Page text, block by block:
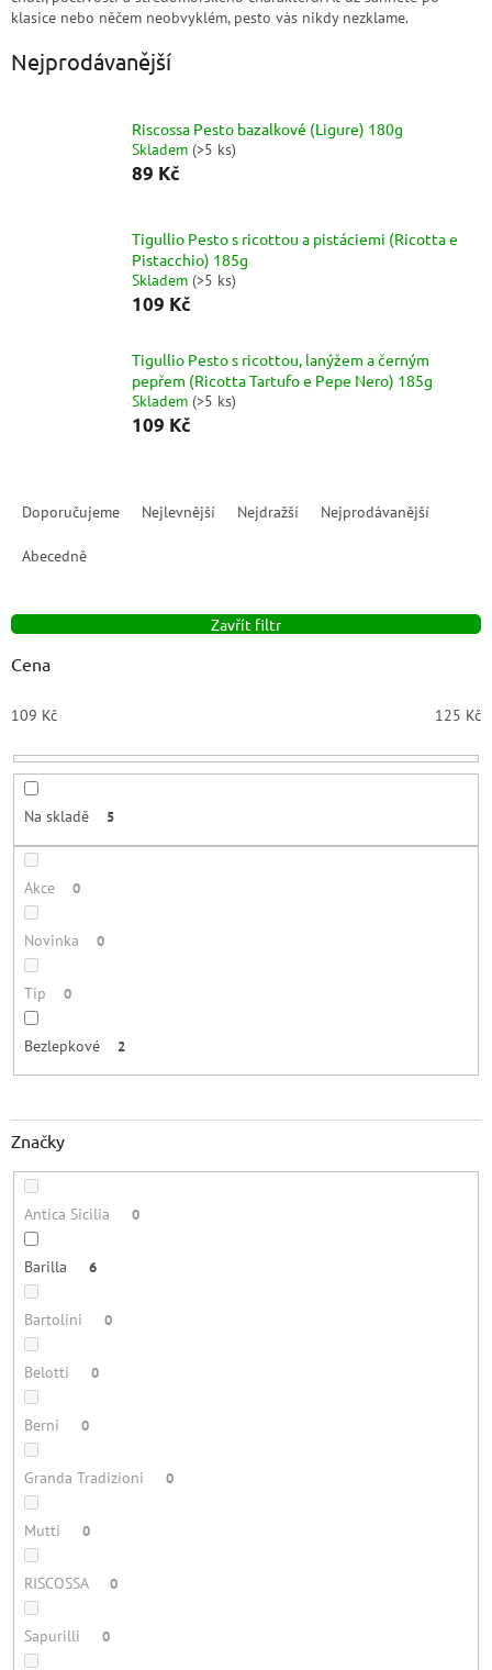
klasice nebo něčem neobvyklém, pesto vás nikdy nezklame.
Nejprodávanější
Riscossa Pesto bazalkové (Ligure) 180g
Skladem (>5 ks)
89 Kč
Tigullio Pesto s ricottou a pistáciemi (Ricotta e
Pistacchio) 185g
Skladem (>5 ks)
109 Kč
Tigullio Pesto s ricottou, lanýžem a černým
pepřem (Ricotta Tartufo e Pepe Nero) 185g
Skladem (>5 ks)
109 Kč
p
r
o
d
u
k
t
Doporučujeme Nejlevnější Nejdražší Nejprodávanější
Abecedně
Zavřít filtr
Cena
109 Kč 125 Kč
Na skladě 5
Akce 0
Novinka 0
Tip 0
Bezlepkové 2
Značky
Antica Sicilia 0
Barilla 6
Bartolini 0
Belotti 0
Berni 0
Granda Tradizioni 0
Mutti 0
RISCOSSA 0
Sapurilli 0